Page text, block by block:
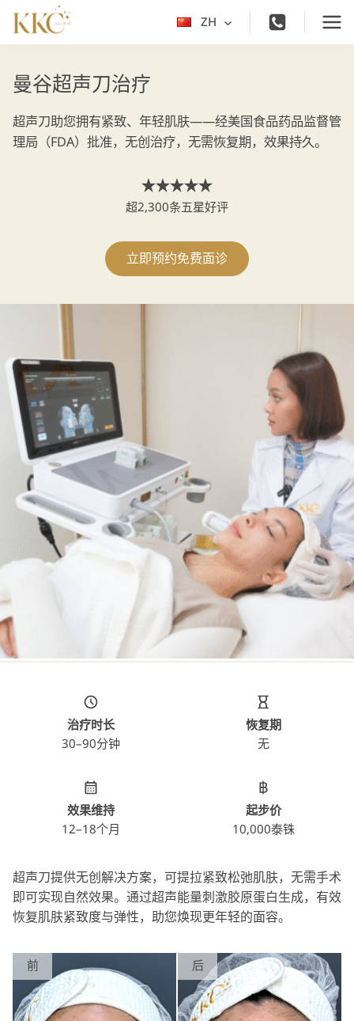
内
ZH 切
换
曼谷超声刀治疗
超声刀助您拥有紧致、年轻肌肤——经美国食品药品监督管
理局（FDA）批准，无创治疗，无需恢复期，效果持久。
超2,300条五星好评
立即预约免费面诊
治疗时⻓
30–90分钟
恢复期
无
效果维持
12–18个月
起步价
10,000泰铢
超声刀提供无创解决方案，可提拉紧致松弛肌肤，无需手术
即可实现自然效果。通过超声能量刺激胶原蛋白生成，有效
恢复肌肤紧致度与弹性，助您焕现更年轻的面容。
前 后